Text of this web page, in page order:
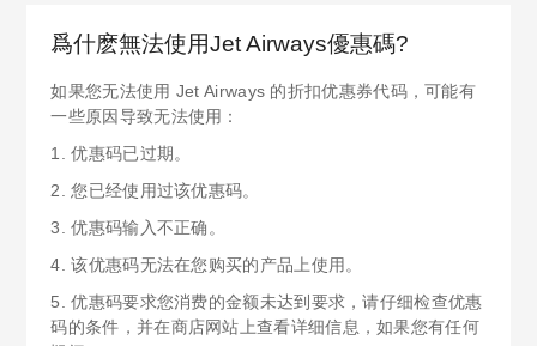
爲什麽無法使用Jet Airways優惠碼?
如果您无法使用 Jet Airways 的折扣优惠券代码，可能有
一些原因导致无法使用：
1. 优惠码已过期。
2. 您已经使用过该优惠码。
3. 优惠码输入不正确。
4. 该优惠码无法在您购买的产品上使用。
5. 优惠码要求您消费的金额未达到要求，请仔细检查优惠
码的条件，并在商店网站上查看详细信息，如果您有任何